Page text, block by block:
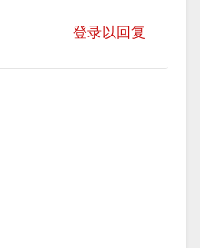
登录以回复